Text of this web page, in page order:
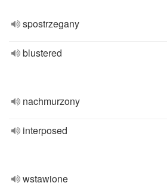
spostrzegany
blustered
nachmurzony
interposed
wstawione